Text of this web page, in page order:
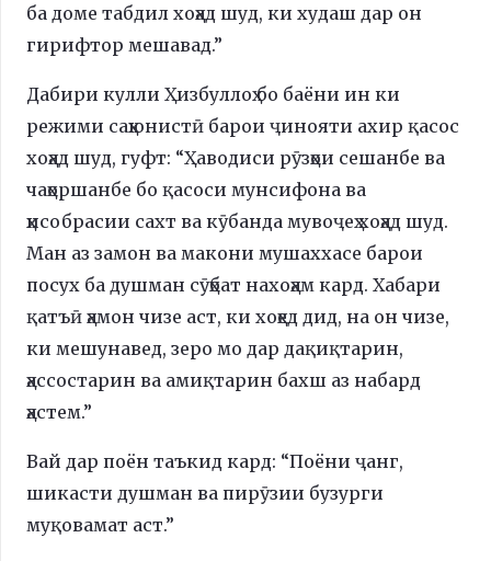
ба доме табдил хоҳад шуд, ки худаш дар он
гирифтор мешавад.”
Дабири кулли Ҳизбуллоҳ бо баёни ин ки
режими саҳюнистӣ барои ҷинояти ахир қасос
хоҳад шуд, гуфт: “Ҳаводиси рӯзҳои сешанбе ва
чаҳоршанбе бо қасоси мунсифона ва
ҳисобрасии сахт ва кӯбанда мувоҷеҳ хоҳад шуд.
Ман аз замон ва макони мушаххасе барои
посух ба душман сӯҳбат нахоҳам кард. Хабари
қатъӣ ҳамон чизе аст, ки хоҳед дид, на он чизе,
ки мешунавед, зеро мо дар дақиқтарин,
ҳассостарин ва амиқтарин бахш аз набард
ҳастем.”
Вай дар поён таъкид кард: “Поёни ҷанг,
шикасти душман ва пирӯзии бузурги
муқовамат аст.”